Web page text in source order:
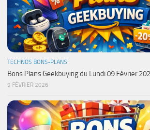
TECHNOS BONS-PLANS
Bons Plans Geekbuying du Lundi 09 Février
9 FÉVRIER 2026